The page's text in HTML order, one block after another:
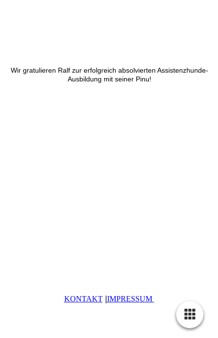
Wir gratulieren Ralf zur erfolgreich absolvierten Assistenzhunde-
Ausbildung mit seiner Pinu!
KONTAKT|IMPRESSUM